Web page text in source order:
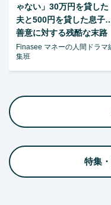
ゃない」30万円を貸した
夫と500円を貸した息子
善意に対する残酷な末路
Finasee マネーの人間ドラマ
集班
特集